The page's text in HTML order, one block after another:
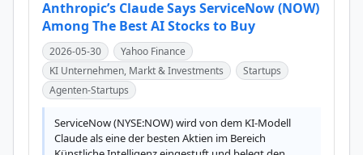
Anthropic’s Claude Says ServiceNow (NOW)
Among The Best AI Stocks to Buy
2026-05-30
Yahoo Finance
KI Unternehmen, Markt & Investments
Startups
Agenten-Startups
ServiceNow (NYSE:NOW) wird von dem KI-Modell
Claude als eine der besten Aktien im Bereich